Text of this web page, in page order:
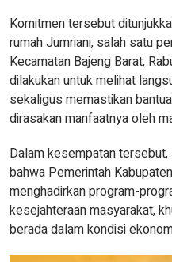
Komitmen tersebut
rumah Jumriani, salah satu
Kecamatan Bajeng Barat,
dilakukan untuk melihat
sekaligus memastikan
dirasakan manfaatnya oleh
Dalam kesempatan
bahwa Pemerintah
menghadirkan program-
kesejahteraan masyarakat,
berada dalam kondisi